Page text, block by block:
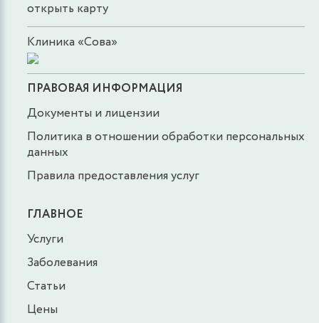
открыть карту
Клиника «Сова»
ПРАВОВАЯ ИНФОРМАЦИЯ
Документы и лицензии
Политика в отношении обработки персональных
данных
Правила предоставления услуг
ГЛАВНОЕ
Услуги
Заболевания
Статьи
Цены